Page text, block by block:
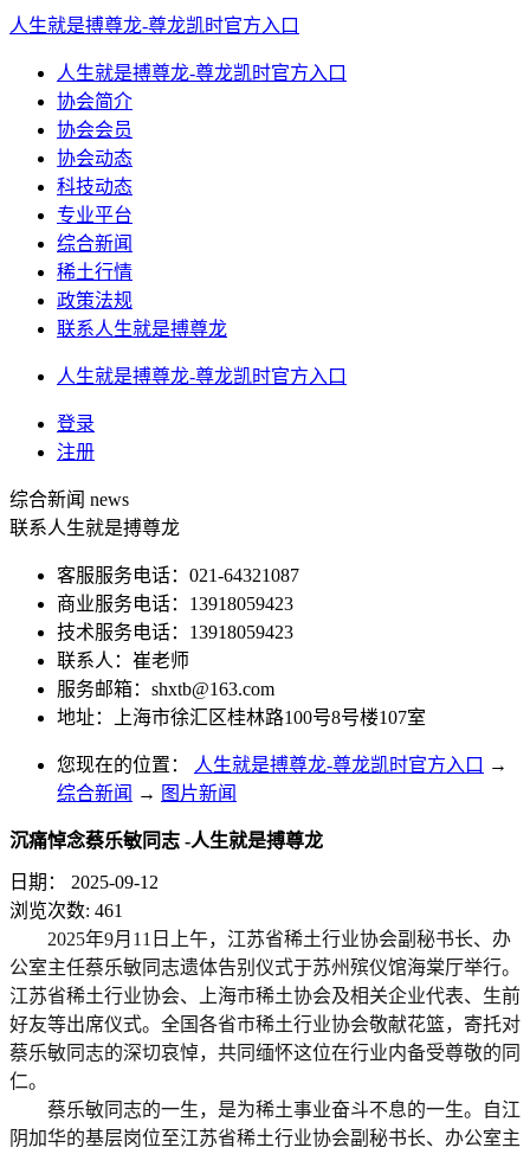
人生就是搏尊龙-尊龙凯时官方入口
人生就是搏尊龙-尊龙凯时官方入口
协会简介
协会会员
协会动态
科技动态
专业平台
综合新闻
稀土行情
政策法规
联系人生就是搏尊龙
人生就是搏尊龙-尊龙凯时官方入口
登录
注册
综合新闻 news
联系人生就是搏尊龙
客服服务电话：021-64321087
商业服务电话：13918059423
技术服务电话：13918059423
联系人：崔老师
服务邮箱： shxtb@163.com
地址：上海市徐汇区桂林路100号8号楼107室
您现在的位置： 人生就是搏尊龙-尊龙凯时官方入口 →
综合新闻 → 图片新闻
沉痛悼念蔡乐敏同志 -人生就是搏尊龙
日期：
2025-09-12
浏览次数: 461
2025年9月11日上午，江苏省稀土行业协会副秘书长、办
公室主任蔡乐敏同志遗体告别仪式于苏州殡仪馆海棠厅举行。
江苏省稀土行业协会、上海市稀土协会及相关企业代表、生前
好友等出席仪式。全国各省市稀土行业协会敬献花篮，寄托对
蔡乐敏同志的深切哀悼，共同缅怀这位在行业内备受尊敬的同
仁。
蔡乐敏同志的一生，是为稀土事业奋斗不息的一生。自江
阴加华的基层岗位至江苏省稀土行业协会副秘书长、办公室主